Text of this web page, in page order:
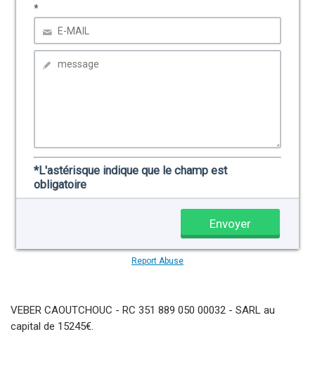
VEBER CAOUTCHOUC - RC 351 889 050 00032 - SARL au
capital de 15245€.